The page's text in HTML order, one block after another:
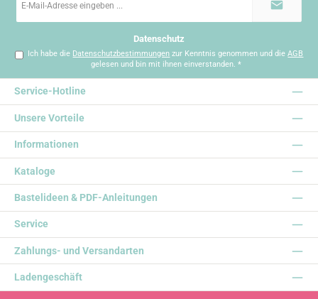
Mail-
Datenschutz
Ich habe die Datenschutzbestimmungen zur Kenntnis genommen und dieAGB
gelesen und bin mit ihnen einverstanden. *
Service-Hotline
Informationen
Kataloge
Bastelideen & PDF-Anleitungen
Service
Zahlungs- und Versandarten
Ladengeschäft
Unsere Vorteile